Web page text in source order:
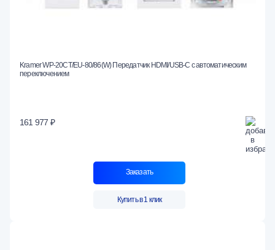
Kramer WP-20CT/EU-80/86(W) Передатчик HDMI/USB-C с автоматическим
переключением
161 977 ₽
Заказать
Купить в 1 клик